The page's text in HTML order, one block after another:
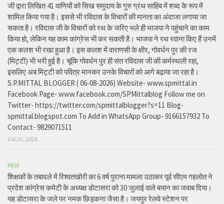
जी द्वारा लिखित 41 वाणियोंं को सिख समुदाय के गुरु ग्रंथ साहिब में शब्द के रूप में
शामिल किया गया है। इससे भी रविदास के विचारों की मानता का अंदाजा लगाया जा
सकता है। रविदास जी के विचारों को रथ के जरिए भले ही भाजपा ने पहुंचाने का काम
किया हो, लेकिन यह काम कांग्रेस भी कर सकती है। भाजपा ने रथ रवाना किए हैं उनमें
एक कलश भी रखा हुआ है। इस कलश में वाराणसी के क्षीर, गोवर्धन पुर की रज
(मिट्टी) भी भरी हुई है। चूंकि गोवर्धन पुर ही संत रविदास जी की कर्मस्थली रहा,
इसलिए अब मिट्टी को पवित्र मानकर उनके विचारों को आगे बढ़ाया जा रहा है।
S.P.MITTAL BLOGGER ( 06-08-2026) Website- www.spmittal.in
Facebook Page- www.facebook.com/SPMittalblog Follow me on
Twitter- https://twitter.com/spmittalblogger?s=11 Blog-
spmittal.blogspot.com To Add in WhatsApp Group- 9166157932 To
Contact- 9829071511
6 AUG, 2026
NEW
शिक्षकों के तबादले में रिश्वतखोरी का 6 वर्ष पुराना मामला उठाकर पूर्व सीएम गहलोत ने
प्रदेश कांग्रेस कमेटी के अध्यक्ष डोटासरा को 30 जुलाई वाले बयान का जवाब दिया।
यह डोटासरा के जले पर नमक छिड़कना जैसा है। जयपुर रेलवे स्टेशन पर